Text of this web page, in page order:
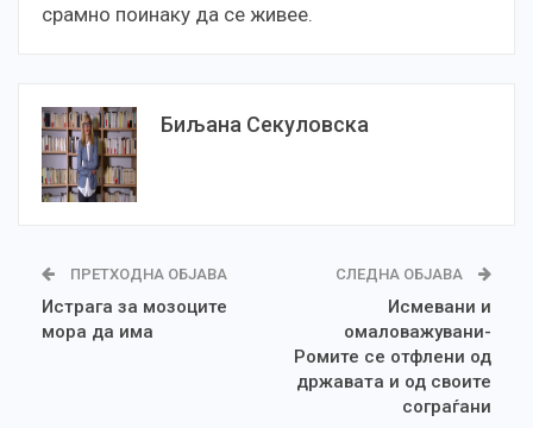
срамно поинаку да се живее.
Биљана Секуловска
ПРЕТХОДНА ОБЈАВА
Истрага за мозоците
мора да има
СЛЕДНА ОБЈАВА
Исмевани и
омаловажувани-
Ромите се отфлени од
државата и од своите
сограѓани